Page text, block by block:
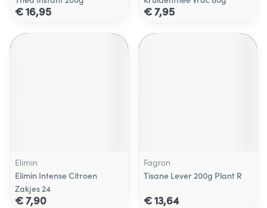
€ 16,95 € 7,95
Elimin
Elimin Intense Citroen
Zakjes 24
€ 7,90
Fagron
Tisane Lever 200g Plant R
€ 13,64